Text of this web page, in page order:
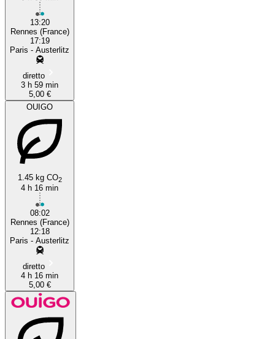
13:20
Rennes (France)
17:19
Paris - Austerlitz
diretto
3 h 59 min
5,00 €
OUIGO
1.45 kg CO2
4 h 16 min
08:02
Rennes (France)
12:18
Paris - Austerlitz
diretto
4 h 16 min
5,00 €